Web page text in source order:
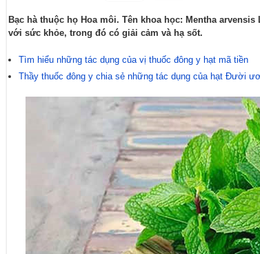
Bạc hà thuộc họ Hoa môi. Tên khoa học: Mentha
với sức khỏe, trong đó có giải cảm và hạ sốt.
Tìm hiểu những tác dụng của vị thuốc đông y hạt mã tiền
Thầy thuốc đông y chia sẻ những tác dụng của hạt Đười